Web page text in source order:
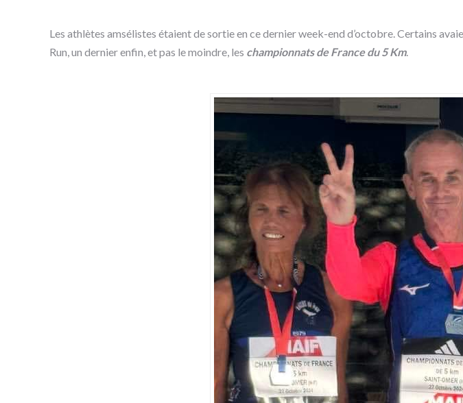
Les athlètes amsélistes étaient de sortie en ce dernier week-end d’octobre. Certains
Run, un dernier enfin, et pas le moindre, les championnats de France du 5 Km.